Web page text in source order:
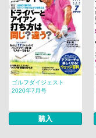
ゴルフダイジェスト
2020年7月号
購入